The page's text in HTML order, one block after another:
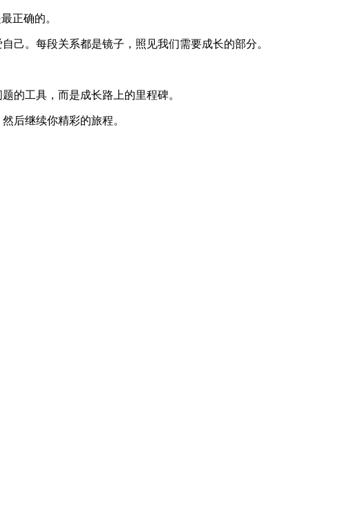
正确的。
己。每段关系都是镜子，照见我们需要成长的部分。
的工具，而是成长路上的里程碑。
后继续你精彩的旅程。